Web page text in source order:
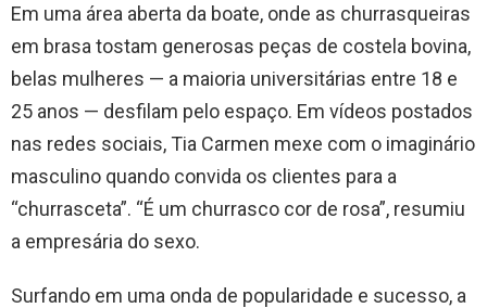
Em uma área aberta da boate, onde as churrasqueiras
em brasa tostam generosas peças de costela bovina,
belas mulheres — a maioria universitárias entre 18 e
25 anos — desfilam pelo espaço. Em vídeos postados
nas redes sociais, Tia Carmen mexe com o imaginário
masculino quando convida os clientes para a
“churrasceta”. “É um churrasco cor de rosa”, resumiu
a empresária do sexo.
Surfando em uma onda de popularidade e sucesso, a